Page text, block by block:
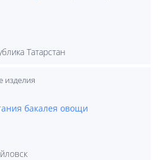
Татарстан
изделия
бакалея овощи